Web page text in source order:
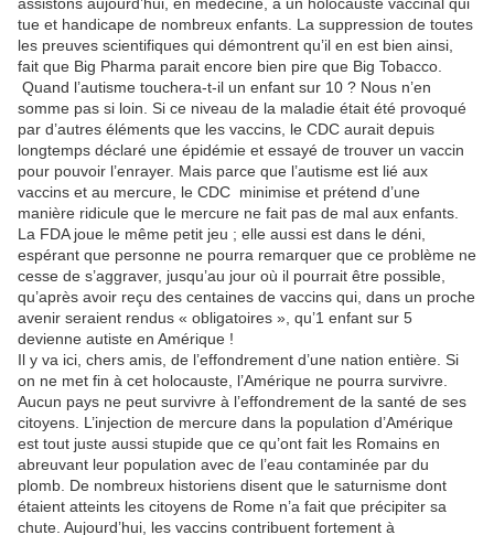
tue et handicape de nombreux enfants. La suppression de toutes
les preuves scientifiques qui démontrent qu’il en est bien ainsi,
fait que Big Pharma parait encore bien pire que Big Tobacco.
Quand l’autisme touchera-t-il un enfant sur 10 ? Nous n’en
somme pas si loin. Si ce niveau de la maladie était été provoqué
par d’autres éléments que les vaccins, le CDC aurait depuis
longtemps déclaré une épidémie et essayé de trouver un vaccin
pour pouvoir l’enrayer. Mais parce que l’autisme est lié aux
vaccins et au mercure, le CDC minimise et prétend d’une
manière ridicule que le mercure ne fait pas de mal aux enfants.
La FDA joue le même petit jeu ; elle aussi est dans le déni,
espérant que personne ne pourra remarquer que ce problème ne
cesse de s’aggraver, jusqu’au jour où il pourrait être possible,
qu’après avoir reçu des centaines de vaccins qui, dans un proche
avenir seraient rendus « obligatoires », qu’1 enfant sur 5
devienne autiste en Amérique !
Il y va ici, chers amis, de l’effondrement d’une nation entière. Si
on ne met fin à cet holocauste, l’Amérique ne pourra survivre.
Aucun pays ne peut survivre à l’effondrement de la santé de ses
citoyens. L’injection de mercure dans la population d’Amérique
est tout juste aussi stupide que ce qu’ont fait les Romains en
abreuvant leur population avec de l’eau contaminée par du
plomb. De nombreux historiens disent que le saturnisme dont
étaient atteints les citoyens de Rome n’a fait que précipiter sa
chute. Aujourd’hui, les vaccins contribuent fortement à